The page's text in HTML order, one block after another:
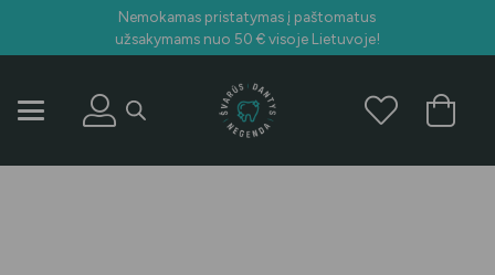
Nemokamas pristatymas į paštomatus
užsakymams nuo 50 € visoje Lietuvoje!